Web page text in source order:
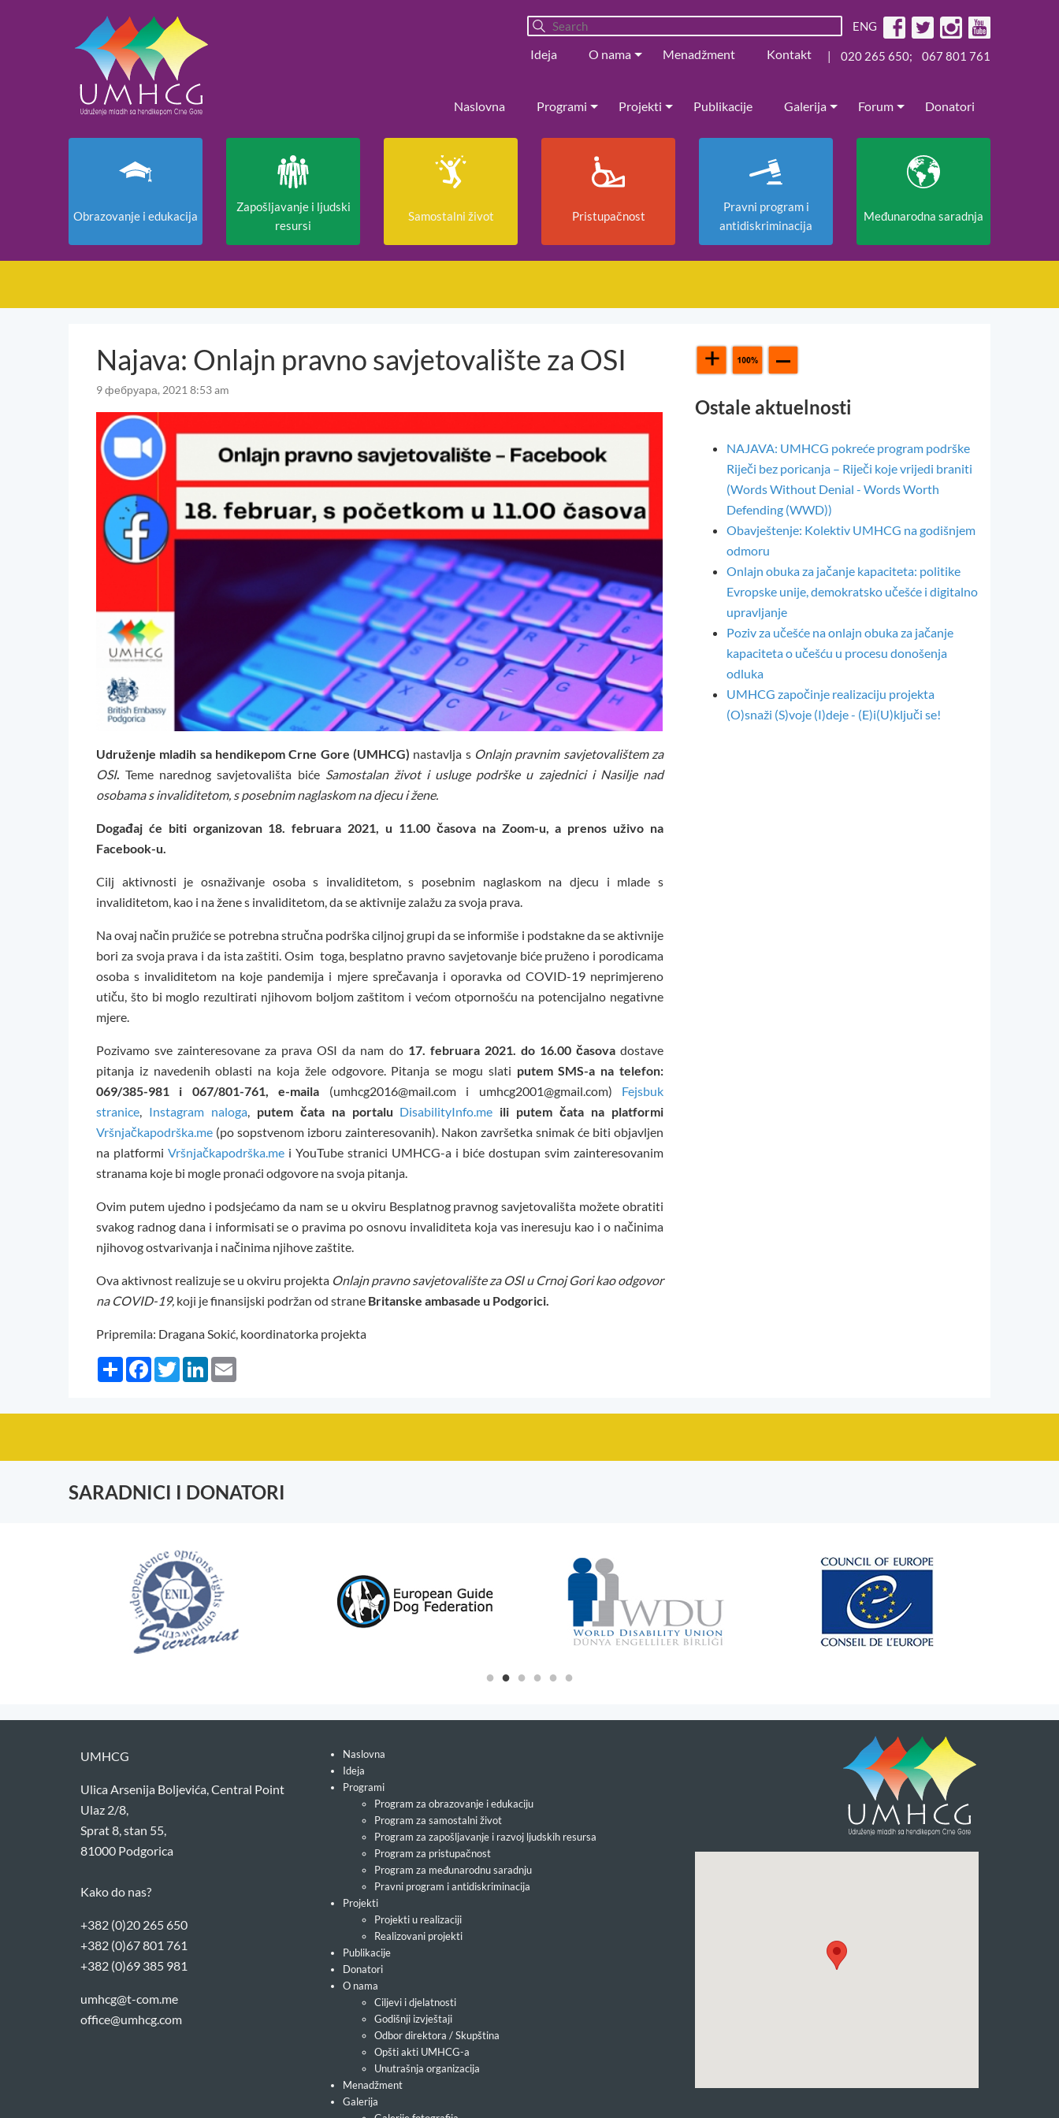
ENG
Ideja O nama Menadžment Kontakt | 020 265 650; 067 801 761
Naslovna Programi Projekti Publikacije Galerija Forum Donatori
Obrazovanje i edukacija
Zapošljavanje i ljudski
resursi
Samostalni život Pristupačnost
Pravni program i
antidiskriminacija
Međunarodna saradnja
Najava: Onlajn pravno savjetovalište za OSI
9 фебруара, 2021 8:53 am
Udruženje mladih sa hendikepom Crne Gore (UMHCG) nastavlja s Onlajn pravnim savjetovalištem za
OSI.Teme narednog savjetovališta biće Samostalan život i usluge podrške u zajednici i Nasilje nad
osobama s invaliditetom, s posebnim naglaskom na djecu i žene.
Događaj će biti organizovan 18. februara 2021, u 11.00 časova na Zoom-u, a prenos uživo na
Facebook-u.
Cilj aktivnosti je osnaživanje osoba s invaliditetom, s posebnim naglaskom na djecu i mlade s
invaliditetom, kao i na žene s invaliditetom, da se aktivnije zalažu za svoja prava.
Na ovaj način pružiće se potrebna stručna podrška ciljnoj grupi da se informiše i podstakne da se aktivnije
bori za svoja prava i da ista zaštiti. Osim toga, besplatno pravno savjetovanje biće pruženo i porodicama
osoba s invaliditetom na koje pandemija i mjere sprečavanja i oporavka od COVID-19 neprimjereno
utiču, što bi moglo rezultirati njihovom boljom zaštitom i većom otpornošću na potencijalno negativne
mjere.
Pozivamo sve zainteresovane za prava OSI da nam do 17. februara 2021. do 16.00 časovadostave
pitanja iz navedenih oblasti na koja žele odgovore. Pitanja se mogu slati putem SMS-a na telefon:
069/385-981 i 067/801-761, e-maila (umhcg2016@mail.com i umhcg2001@gmail.com)
Fejsbuk
stranice, Instagram naloga, putem čata na portalu DisabilityInfo.me ili putem čata na platformi
Vršnjačkapodrška.me (po sopstvenom izboru zainteresovanih). Nakon završetka snimak će biti objavljen
na platformi Vršnjačkapodrška.me i YouTube stranici UMHCG-a i biće dostupan svim zainteresovanim
stranama koje bi mogle pronaći odgovore na svoja pitanja.
Ovim putem ujedno i podsjećamo da nam se u okviru Besplatnog pravnog savjetovališta možete obratiti
svakog radnog dana i informisati se o pravima po osnovu invaliditeta koja vas ineresuju kao i o načinima
njihovog ostvarivanja i načinima njihove zaštite.
Ova aktivnost realizuje se u okviru projekta Onlajn pravno savjetovalište za OSI u Crnoj Gori kao odgovor
na COVID-19, koji je finansijski podržan od strane Britanske ambasade u Podgorici.
Pripremila: Dragana Sokić, koordinatorka projekta
Share FacebookTwitterLinkedIn
Ostale aktuelnosti
NAJAVA: UMHCG pokreće program podrške
Riječi bez poricanja – Riječi koje vrijedi braniti
(Words Without Denial - Words Worth
Defending (WWD))
Obavještenje: Kolektiv UMHCG na godišnjem
odmoru
Onlajn obuka za jačanje kapaciteta: politike
Evropske unije, demokratsko učešće i digitalno
upravljanje
Poziv za učešće na onlajn obuka za jačanje
kapaciteta o učešću u procesu donošenja
odluka
UMHCG započinje realizaciju projekta
(O)snaži (S)voje (I)deje - (E)i(U)ključi se!
SARADNICI I DONATORI
UMHCG
Ulica Arsenija Boljevića, Central Point
Ulaz 2/8,
Sprat 8, stan 55,
81000 Podgorica
Kako do nas?
+382 (0)20 265 650
+382 (0)67 801 761
+382 (0)69 385 981
umhcg@t-com.me
office@umhcg.com
Naslovna
Ideja
Programi
Program za obrazovanje i edukaciju
Program za samostalni život
Program za zapošljavanje i razvoj ljudskih resursa
Program za pristupačnost
Program za međunarodnu saradnju
Pravni program i antidiskriminacija
Projekti
Projekti u realizaciji
Realizovani projekti
Publikacije
Donatori
O nama
Ciljevi i djelatnosti
Godišnji izvještaji
Odbor direktora / Skupština
Opšti akti UMHCG-a
Unutrašnja organizacija
Menadžment
Galerija